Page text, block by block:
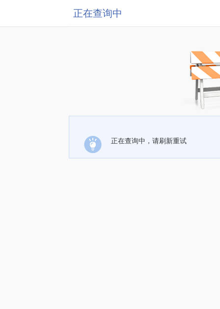
正在查询中
正在查询中，请刷新重试